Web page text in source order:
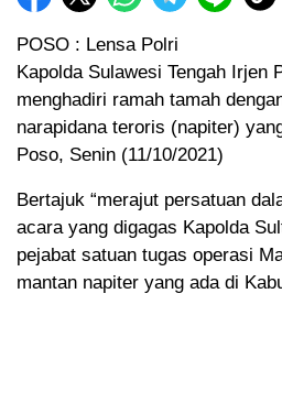
POSO : Lensa Polri
Kapolda Sulawesi Tengah Irjen
menghadiri ramah tamah
narapidana teroris (napiter)
Poso, Senin (11/10/2021)
Bertajuk “merajut persatuan
acara yang digagas Kapolda
pejabat satuan tugas operasi
mantan napiter yang ada di